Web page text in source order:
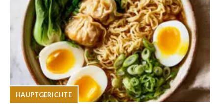
HAUPTGERICHTE